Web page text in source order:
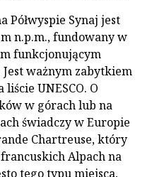
Półwyspie Synaj jest
n.p.m., fundowany w
funkcjonującym
ważnym zabytkiem
UNESCO. O
w górach lub na
świadczy w Europie
Chartreuse, który
francuskich Alpach na
tego typu miejsca,